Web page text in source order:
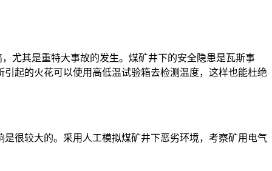
其是重特大事故的发生。煤矿井下的安全隐患是瓦斯事
起的火花可以使用高低温试验箱去检测温度，这样也能杜绝
很较大的。采用人工模拟煤矿井下恶劣环境，考察矿用电气